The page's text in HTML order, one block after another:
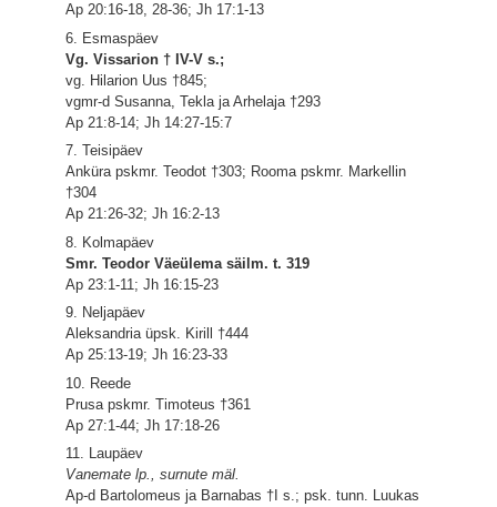
Ap 20:16-18, 28-36; Jh 17:1-13
6. Esmaspäev
Vg. Vissarion † IV-V s.;
vg. Hilarion Uus †845;
vgmr-d Susanna, Tekla ja Arhelaja †293
Ap 21:8-14; Jh 14:27-15:7
7. Teisipäev
Anküra pskmr. Teodot †303; Rooma pskmr. Markellin
†304
Ap 21:26-32; Jh 16:2-13
8. Kolmapäev
Smr. Teodor Väeülema säilm. t. 319
Ap 23:1-11; Jh 16:15-23
9. Neljapäev
Aleksandria üpsk. Kirill †444
Ap 25:13-19; Jh 16:23-33
10. Reede
Prusa pskmr. Timoteus †361
Ap 27:1-44; Jh 17:18-26
11. Laupäev
Vanemate lp., surnute mäl.
Ap-d Bartolomeus ja Barnabas †I s.; psk. tunn. Luukas